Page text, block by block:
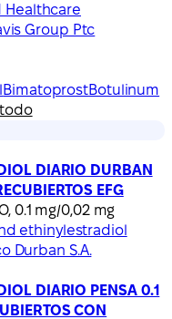
Healthcare
Group Ptc
BimatoprostBotulinum
DIARIO DURBAN
EFG
0.1 mg/0,02 mg
ethinylestradiol
Durban S.A.
DIARIO PENSA 0.1
CON